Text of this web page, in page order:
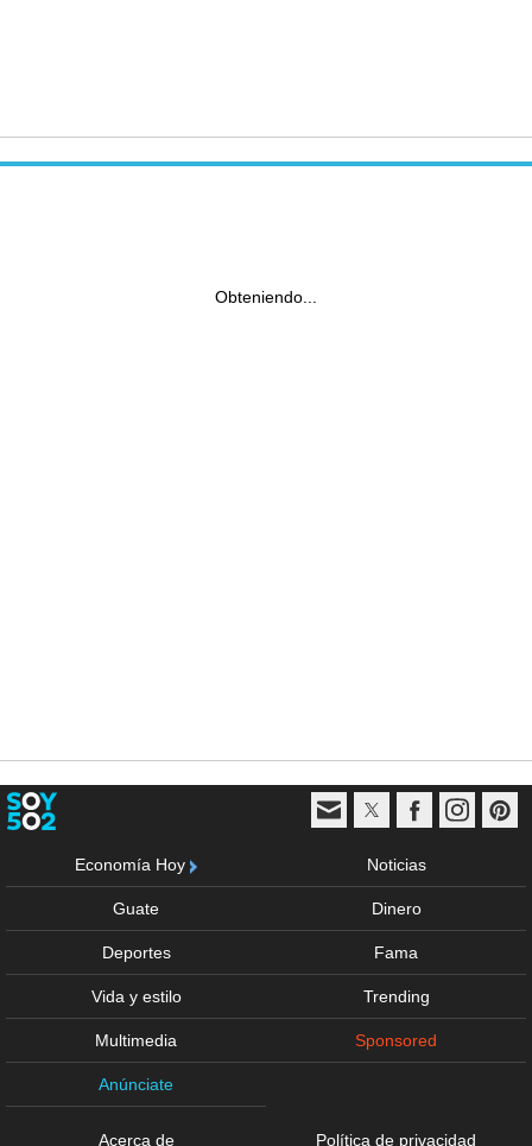
Obteniendo...
Economía Hoy Noticias
Guate Dinero
Deportes Fama
Vida y estilo Trending
Multimedia Sponsored
Anúnciate
Acerca de Política de privacidad